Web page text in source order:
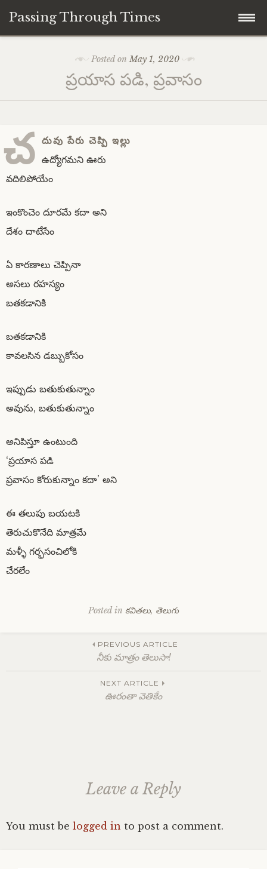
Passing Through Times
About author
Posted onMay 1, 2020
ప్రయాస పడి, ప్రవాసం
చ దువు పేరు చెప్పి ఇల్లు
ఉద్యోగమని ఊరు
వదిలిపోయేం
ఇంకొంచెం దూరమే కదా అని
దేశం దాటేసేం
ఏ కారణాలు చెప్పినా
అసలు రహస్యం
బతకడానికి
బతకడానికి
కావలసిన డబ్బుకోసం
ఇప్పుడు బతుకుతున్నాం
అవును, బతుకుతున్నాం
అనిపిస్తూ ఉంటుంది
‘ప్రయాస పడి
ప్రవాసం కోరుకున్నాం కదా’ అని
ఈ తలుపు బయటకి
తెరుచుకొనేది మాత్రమే
మళ్ళీ గర్భసంచిలోకి
చేరలేం
Posted in కవితలు, తెలుగు
navigation
PREVIOUS ARTICLE
నీకు మాత్రం తెలుసా!
NEXT ARTICLE
ఊరంతా వెతికేం
Leave a Reply
You must be logged in to post a comment.